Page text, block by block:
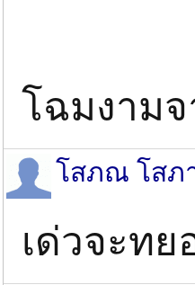
โฉมงาม
โสภณ โสภ
เด่วจะท